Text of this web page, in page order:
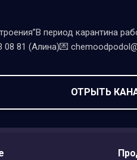
период карантина
08 81 (Алина)💌
ОТРЫТЬ